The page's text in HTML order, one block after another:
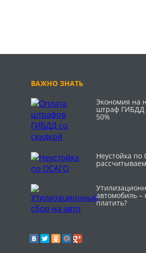
ВАЖНО ЗНАТЬ
Экономия на
штраф ГИБДД
50%
Неустойка
автомобиль –
платить?